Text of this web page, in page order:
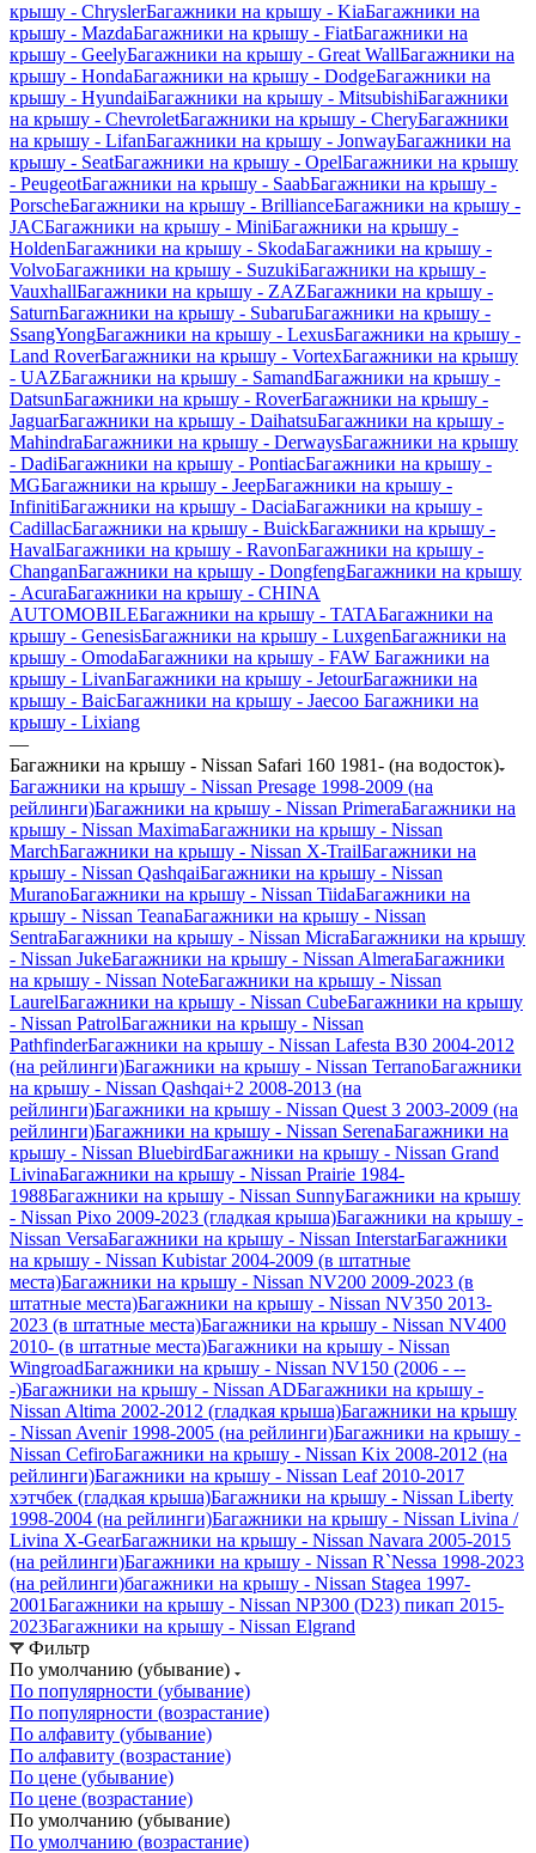
крышу - ChryslerБагажники на крышу - KiaБагажники на
крышу - MazdaБагажники на крышу - FiatБагажники на
крышу - GeelyБагажники на крышу - Great WallБагажники на
крышу - HondaБагажники на крышу - DodgeБагажники на
крышу - HyundaiБагажники на крышу - MitsubishiБагажники
на крышу - ChevroletБагажники на крышу - CheryБагажники
на крышу - LifanБагажники на крышу - JonwayБагажники на
крышу - SeatБагажники на крышу - OpelБагажники на крышу
- PeugeotБагажники на крышу - SaabБагажники на крышу -
PorscheБагажники на крышу - BrillianceБагажники на крышу -
JACБагажники на крышу - MiniБагажники на крышу -
HoldenБагажники на крышу - SkodaБагажники на крышу -
VolvoБагажники на крышу - SuzukiБагажники на крышу -
VauxhallБагажники на крышу - ZAZБагажники на крышу -
SaturnБагажники на крышу - SubaruБагажники на крышу -
SsangYongБагажники на крышу - LexusБагажники на крышу -
Land RoverБагажники на крышу - VortexБагажники на крышу
- UAZБагажники на крышу - SamandБагажники на крышу -
DatsunБагажники на крышу - RoverБагажники на крышу -
JaguarБагажники на крышу - DaihatsuБагажники на крышу -
MahindraБагажники на крышу - DerwaysБагажники на крышу
- DadiБагажники на крышу - PontiacБагажники на крышу -
MGБагажники на крышу - JeepБагажники на крышу -
InfinitiБагажники на крышу - DaciaБагажники на крышу -
CadillacБагажники на крышу - BuickБагажники на крышу -
HavalБагажники на крышу - RavonБагажники на крышу -
ChanganБагажники на крышу - DongfengБагажники на крышу
- AcuraБагажники на крышу - CHINA
AUTOMOBILEБагажники на крышу - TATAБагажники на
крышу - GenesisБагажники на крышу - LuxgenБагажники на
крышу - OmodaБагажники на крышу - FAW Багажники на
крышу - LivanБагажники на крышу - JetourБагажники на
крышу - BaicБагажники на крышу - Jaecoo Багажники на
крышу - Lixiang
—
Багажники на крышу - Nissan Safari 160 1981- (на водосток)
Багажники на крышу - Nissan Presage 1998-2009 (на
рейлинги)Багажники на крышу - Nissan PrimeraБагажники на
крышу - Nissan MaximaБагажники на крышу - Nissan
MarchБагажники на крышу - Nissan X-TrailБагажники на
крышу - Nissan QashqaiБагажники на крышу - Nissan
MuranoБагажники на крышу - Nissan TiidaБагажники на
крышу - Nissan TeanaБагажники на крышу - Nissan
SentraБагажники на крышу - Nissan MicraБагажники на крышу
- Nissan JukeБагажники на крышу - Nissan AlmeraБагажники
на крышу - Nissan NoteБагажники на крышу - Nissan
LaurelБагажники на крышу - Nissan CubeБагажники на крышу
- Nissan PatrolБагажники на крышу - Nissan
PathfinderБагажники на крышу - Nissan Lafesta B30 2004-2012
(на рейлинги)Багажники на крышу - Nissan TerranoБагажники
на крышу - Nissan Qashqai+2 2008-2013 (на
рейлинги)Багажники на крышу - Nissan Quest 3 2003-2009 (на
рейлинги)Багажники на крышу - Nissan SerenaБагажники на
крышу - Nissan BluebirdБагажники на крышу - Nissan Grand
LivinaБагажники на крышу - Nissan Prairie 1984-
1988Багажники на крышу - Nissan SunnyБагажники на крышу
- Nissan Pixo 2009-2023 (гладкая крыша)Багажники на крышу -
Nissan VersaБагажники на крышу - Nissan InterstarБагажники
на крышу - Nissan Kubistar 2004-2009 (в штатные
места)Багажники на крышу - Nissan NV200 2009-2023 (в
штатные места)Багажники на крышу - Nissan NV350 2013-
2023 (в штатные места)Багажники на крышу - Nissan NV400
2010- (в штатные места)Багажники на крышу - Nissan
WingroadБагажники на крышу - Nissan NV150 (2006 - --
-)Багажники на крышу - Nissan ADБагажники на крышу -
Nissan Altima 2002-2012 (гладкая крыша)Багажники на крышу
- Nissan Avenir 1998-2005 (на рейлинги)Багажники на крышу -
Nissan CefiroБагажники на крышу - Nissan Kix 2008-2012 (на
рейлинги)Багажники на крышу - Nissan Leaf 2010-2017
хэтчбек (гладкая крыша)Багажники на крышу - Nissan Liberty
1998-2004 (на рейлинги)Багажники на крышу - Nissan Livina /
Livina X-GearБагажники на крышу - Nissan Navara 2005-2015
(на рейлинги)Багажники на крышу - Nissan R`Nessa 1998-2023
(на рейлинги)багажники на крышу - Nissan Stagea 1997-
2001Багажники на крышу - Nissan NP300 (D23) пикап 2015-
2023Багажники на крышу - Nissan Elgrand
Фильтр
По умолчанию (убывание)
По популярности (убывание)
По популярности (возрастание)
По алфавиту (убывание)
По алфавиту (возрастание)
По цене (убывание)
По цене (возрастание)
По умолчанию (убывание)
По умолчанию (возрастание)